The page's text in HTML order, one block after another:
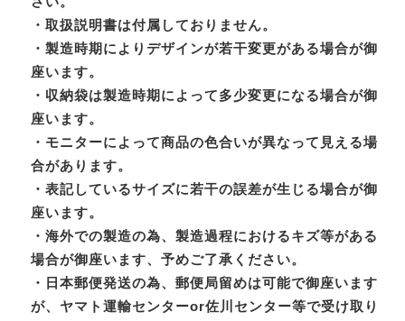
・取扱説明書は付属しておりません。
・製造時期によりデザインが若干変更がある場合が御
座います。
・収納袋は製造時期によって多少変更になる場合が御
座います。
・モニターによって商品の色合いが異なって見える場
合があります。
・表記しているサイズに若干の誤差が生じる場合が御
座います。
・海外での製造の為、製造過程におけるキズ等がある
場合が御座います、予めご了承ください。
・日本郵便発送の為、郵便局留めは可能で御座います
が、ヤマト運輸センターor佐川センター等で受け取り